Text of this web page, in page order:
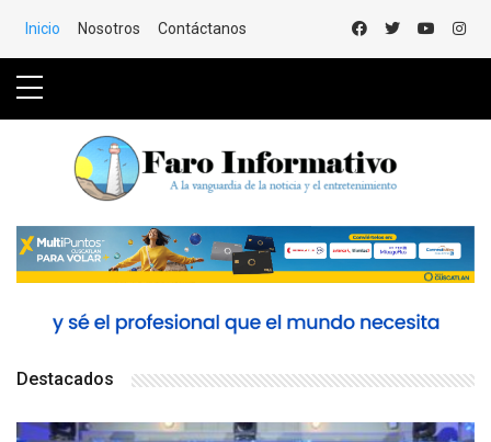
Inicio Nosotros Contáctanos
Destacados